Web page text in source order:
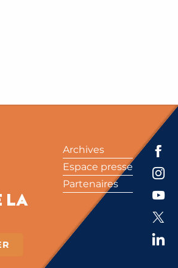
la
Archives
Espace presse
Partenaires